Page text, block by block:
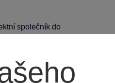
společník do